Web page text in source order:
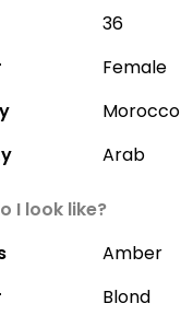
36
Female
Morocco
Arab
I look like?
Amber
Blond